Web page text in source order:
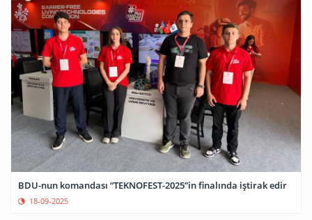
BDU-nun komandası “TEKNOFEST-2025”in finalında iştirak edir
18-09-2025